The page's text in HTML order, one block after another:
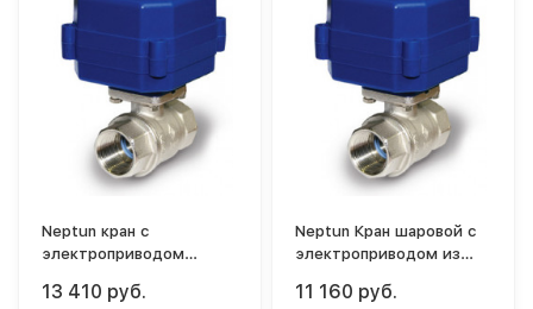
Neptun кран с
электроприводом
13 410 руб.
Neptun Кран шаровой с
электроприводом из
220В
11 160 руб.